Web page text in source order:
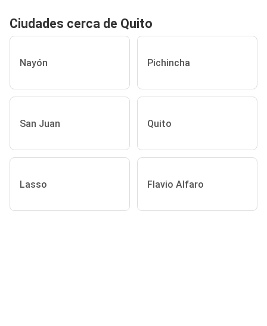
Ciudades cerca de Quito
Nayón Pichincha
San Juan Quito
Lasso Flavio Alfaro